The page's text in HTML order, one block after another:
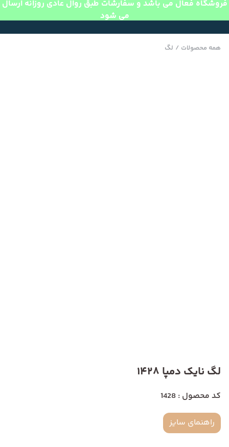
فروشگاه فعال می باشد و سفارشات طبق روال عادی روزانه ارسال
می شود
همه محصولات / لگ
لگ نایک دمپا 1428
کد محصول : 1428
راهنمای سایز